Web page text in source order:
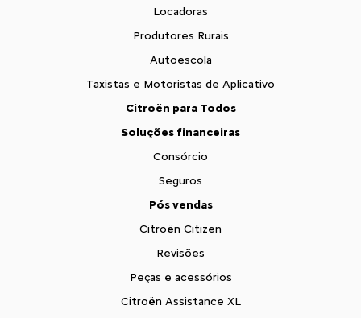
Locadoras
Produtores Rurais
Autoescola
Taxistas e Motoristas de Aplicativo
Citroën para Todos
Soluções financeiras
Consórcio
Seguros
Pós vendas
Citroën Citizen
Revisões
Peças e acessórios
Citroën Assistance XL